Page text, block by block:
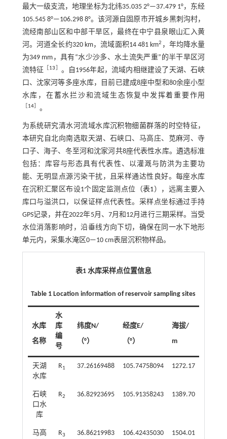
最大一级支流，地理坐标为北纬35.035 2°—37.479 1°，东经
105.545 8°—106.298 8°。该河源自固原市开城乡黑刺沟村，
流经南部山区和中部干旱区，最终在中宁县泉眼山汇入黄
河。河道全长约320 km，流域面积14 481 km2 ，年均降水量
为349 mm，具有“水少沙多、水土流失严重”的半干旱区河
流特征
13
。自1956年起，流域内相继建设了天湖、石峡
口、沈家河等多座水库，目前已建成8座中型和80余座小型
水库，在蓄水拦沙和流域生态恢复中发挥着重要作用
14］ 。
为系统研究清水河流域水库沉积物细菌群落的时空特征，
本研究自北向南选取天湖、石峡口、马高庄、苋麻河、寺
口子、海子、冬至河和沈家河共8座代表性水库。遴选标准
包括：库容与形态具有代表性、以灌溉与防洪为主要功
能、无明显点源污染干扰，且采样通达性良好。每座水库
在沉积汇聚区布设1个固定监测点位（表1），远离主要入
库口与溢洪口，以保证样点代表性。采样点坐标通过手持
GPS记录，并在2022年5月、7月和12月进行三期采样。当受
水位消落影响时，沿垂线方向下切，确保在同一水下地形
单元内，采集水淹区0—10 cm表层沉积物样品。
表1 水库采样点位置信息
Table 1 Location information of reservoir sampling sites
水库
名称
水
库
编
号
纬度N/
（°）
经度E/
（°）
海拔/
m
天湖
水库
R1 37.26169488 105.74758094 1272.17
石峡
口水
库
R2 36.82923695 105.91358243 1389.70
马高
R3 36.86219983 106.42435030 1504.01